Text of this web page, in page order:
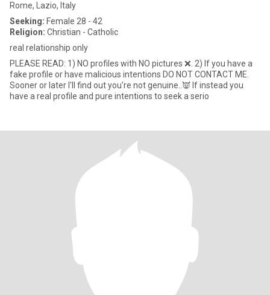
Rome, Lazio, Italy
Seeking: Female 28 - 42
Religion: Christian - Catholic
real relationship only
PLEASE READ: 1) NO profiles with NO pictures ❌. 2) If you have a
fake profile or have malicious intentions DO NOT CONTACT ME.
Sooner or later I'll find out you're not genuine..👿 If instead you
have a real profile and pure intentions to seek a serio